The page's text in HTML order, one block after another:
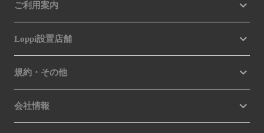
ご利用案内
Loppi設置店舗
規約・その他
会社情報